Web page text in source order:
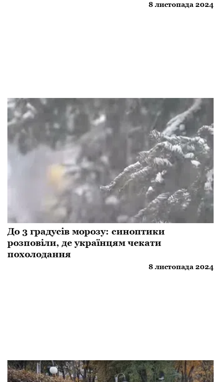
8 листопада 2024
До 3 градусів морозу: синоптики
розповіли, де українцям чекати
похолодання
8 листопада 2024